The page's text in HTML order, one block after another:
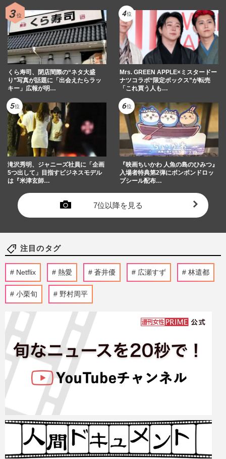
くら寿司、閉店間際の“ネタ大盛
り”写真が話題に「出会えたらラッ
キー」広報が明…
Mrs. GREEN APPLE×ミスタードー
ナツコラボ“限定ボックス”が転売
「これ買う人も…
滝沢秀明、ジャニーズ社員に「企画
5つ出して」目指すビジネスモデル
は『米津玄師…
『映画ちいかわ 人魚の島のひみつ』
入場者特典第2弾にボンボンドロッ
プシール配布…
7位以降を見る
注目のタグ
Netflix 熱愛 蒼井優 広瀬すず 林遣都
小栗旬 野村周平